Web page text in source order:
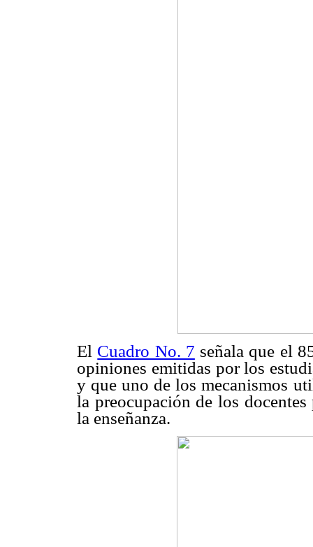
El Cuadro No. 7 señala que el
opiniones emitidas por los
y que uno de los mecanismos
la preocupación de los
la enseñanza.